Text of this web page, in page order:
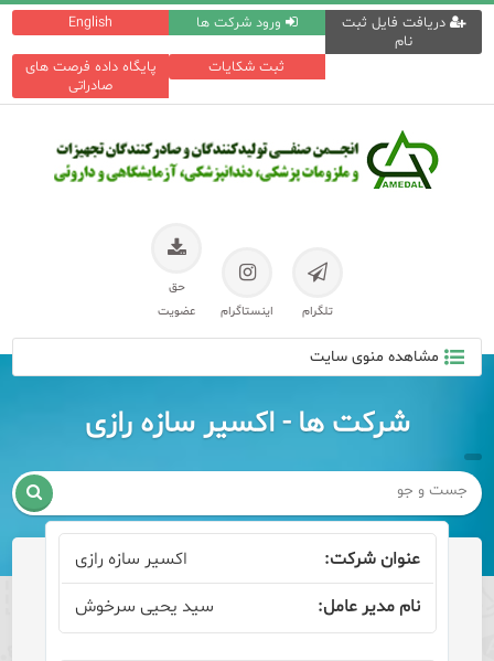
English ورود شرکت ها
دریافت فایل ثبت
نام
پایگاه داده فرصت های
صادراتی
ثبت شکایات
تلگرام اینستاگرام
حق
عضویت
مشاهده منوی سایت
شرکت ها - اکسیر سازه رازی

اکسیر سازه رازی
سید یحیی سرخوش